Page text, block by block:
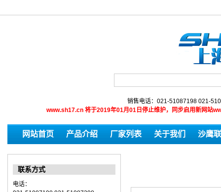
销售电话：021-51087198 021-
www.sh17.cn 将于2019年01月01日停止维护，同步启用新网站
网站首页 产品介绍 厂家列表 关于我们 沙鹰
联系方式
电话：